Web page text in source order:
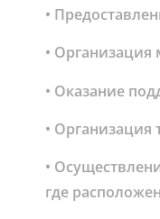
•
•
• Оказание
•
•
где